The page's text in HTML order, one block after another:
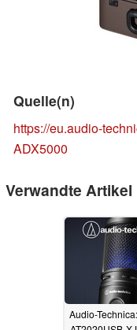
Quelle(n)
https://eu.audio-
ADX5000
Verwandte Artikel
Audio-